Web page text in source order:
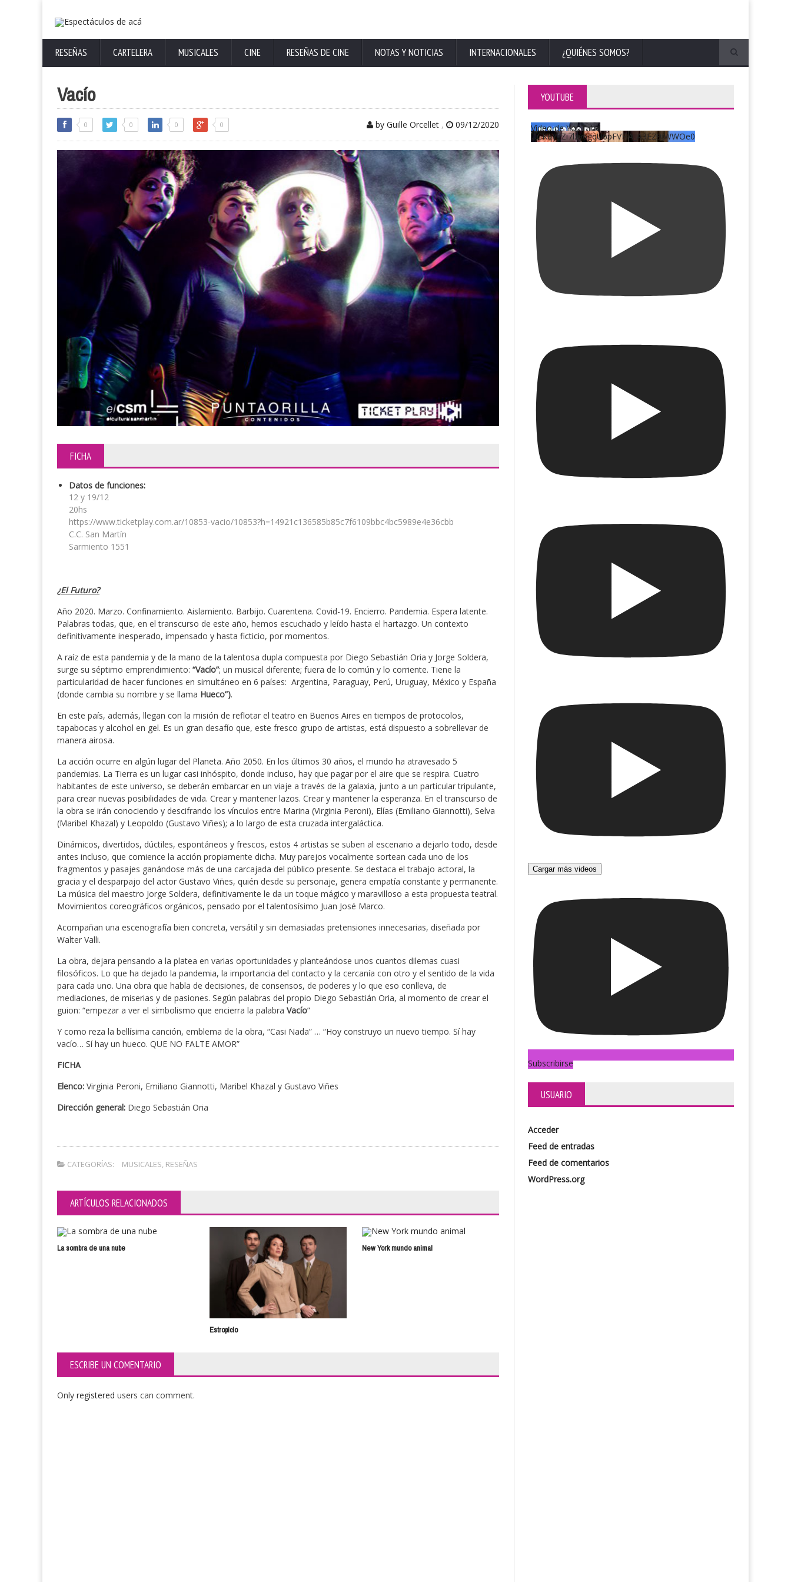
RESEÑAS CARTELERA MUSICALES CINE RESEÑAS DE CINE NOTAS Y NOTICIAS INTERNACIONALES ¿QUIÉNES SOMOS?
Vacío
0 0 0 0 by Guille Orcellet , 09/12/2020
FICHA
Datos de funciones:
12 y 19/12
20hs
https://www.ticketplay.com.ar/10853-vacio/10853?h=14921c136585b85c7f6109bbc4bc5989e4e36cbb
C.C. San Martín
Sarmiento 1551
¿El Futuro?
Año 2020. Marzo. Confinamiento. Aislamiento. Barbijo. Cuarentena. Covid-19. Encierro. Pandemia. Espera latente.
Palabras todas, que, en el transcurso de este año, hemos escuchado y leído hasta el hartazgo. Un contexto
definitivamente inesperado, impensado y hasta ficticio, por momentos.
A raíz de esta pandemia y de la mano de la talentosa dupla compuesta por Diego Sebastián Oria y Jorge Soldera,
surge su séptimo emprendimiento: “Vacío”; un musical diferente; fuera de lo común y lo corriente. Tiene la
particularidad de hacer funciones en simultáneo en 6 países: Argentina, Paraguay, Perú, Uruguay, México y España
(donde cambia su nombre y se llama Hueco”).
En este país, además, llegan con la misión de reflotar el teatro en Buenos Aires en tiempos de protocolos,
tapabocas y alcohol en gel. Es un gran desafío que, este fresco grupo de artistas, está dispuesto a sobrellevar de
manera airosa.
La acción ocurre en algún lugar del Planeta. Año 2050. En los últimos 30 años, el mundo ha atravesado 5
pandemias. La Tierra es un lugar casi inhóspito, donde incluso, hay que pagar por el aire que se respira. Cuatro
habitantes de este universo, se deberán embarcar en un viaje a través de la galaxia, junto a un particular tripulante,
para crear nuevas posibilidades de vida. Crear y mantener lazos. Crear y mantener la esperanza. En el transcurso de
la obra se irán conociendo y descifrando los vínculos entre Marina (Virginia Peroni), Elías (Emiliano Giannotti), Selva
(Maribel Khazal) y Leopoldo (Gustavo Viñes); a lo largo de esta cruzada intergaláctica.
Dinámicos, divertidos, dúctiles, espontáneos y frescos, estos 4 artistas se suben al escenario a dejarlo todo, desde
antes incluso, que comience la acción propiamente dicha. Muy parejos vocalmente sortean cada uno de los
fragmentos y pasajes ganándose más de una carcajada del público presente. Se destaca el trabajo actoral, la
gracia y el desparpajo del actor Gustavo Viñes, quién desde su personaje, genera empatía constante y permanente.
La música del maestro Jorge Soldera, definitivamente le da un toque mágico y maravilloso a esta propuesta teatral.
Movimientos coreográficos orgánicos, pensado por el talentosísimo Juan José Marco.
Acompañan una escenografía bien concreta, versátil y sin demasiadas pretensiones innecesarias, diseñada por
Walter Valli.
La obra, dejara pensando a la platea en varias oportunidades y planteándose unos cuantos dilemas cuasi
filosóficos. Lo que ha dejado la pandemia, la importancia del contacto y la cercanía con otro y el sentido de la vida
para cada uno. Una obra que habla de decisiones, de consensos, de poderes y lo que eso conlleva, de
mediaciones, de miserias y de pasiones. Según palabras del propio Diego Sebastián Oria, al momento de crear el
guion: “empezar a ver el simbolismo que encierra la palabra Vacío”
Y como reza la bellísima canción, emblema de la obra, “Casi Nada” … “Hoy construyo un nuevo tiempo. Sí hay
vacío… Sí hay un hueco. QUE NO FALTE AMOR”
FICHA
Elenco: Virginia Peroni, Emiliano Giannotti, Maribel Khazal y Gustavo Viñes
Dirección general: Diego Sebastián Oria
CATEGORÍAS: MUSICALES, RESEÑAS
ARTÍCULOS RELACIONADOS
La sombra de una nube
Estropicio
New York mundo animal
ESCRIBE UN COMENTARIO
Only registered users can comment.
YOUTUBE
Vídeo de YouTube
UCKqYjiZi7lzy6gqU6pFVFiA_A3EZ9JWWOe0
Cargar más videos
Subscribirse
USUARIO
Acceder
Feed de entradas
Feed de comentarios
WordPress.org